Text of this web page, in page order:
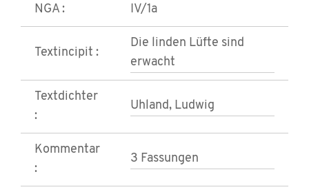
NGA : IV/1a
Textincipit :
Die linden Lüfte sind
erwacht
Textdichter
:
Uhland, Ludwig
Kommentar
:
3 Fassungen